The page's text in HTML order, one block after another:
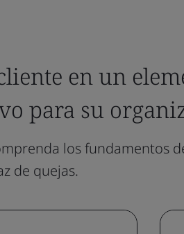
en un
para su
los fundamentos
de quejas.